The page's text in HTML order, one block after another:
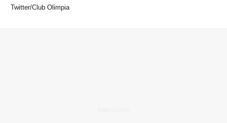
Twitter/Club Olimpia